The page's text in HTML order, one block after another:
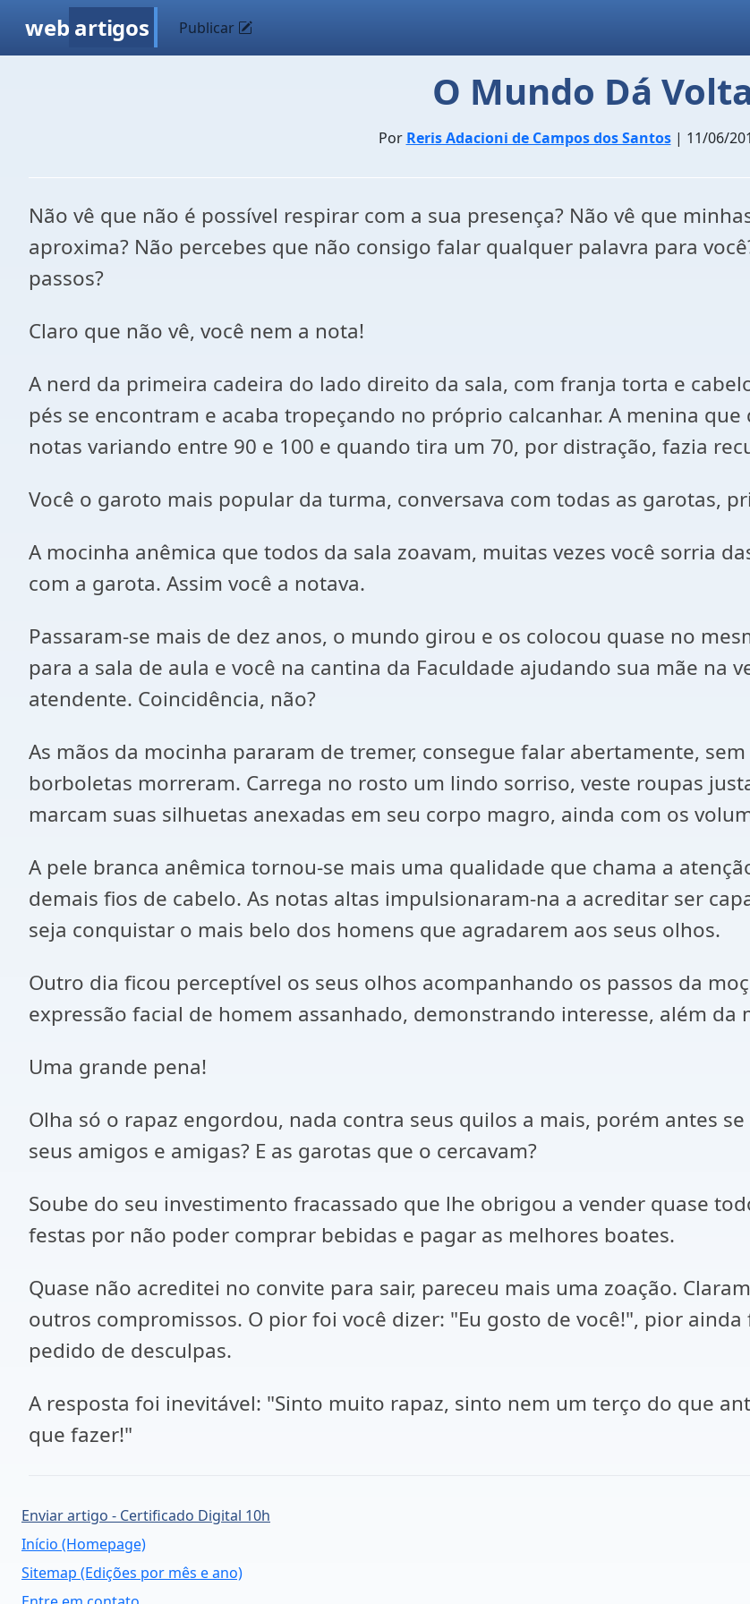
web artigos Publicar
O Mundo Dá
Por Reris Adacioni de Campos dos Santos| 11/06/
Não vê que não é possível respirar com a sua presença? Não vê que
aproxima? Não percebes que não consigo falar qualquer palavra para
passos?
Claro que não vê, você nem a nota!
A nerd da primeira cadeira do lado direito da sala, com franja torta e
pés se encontram e acaba tropeçando no próprio calcanhar. A menina
notas variando entre 90 e 100 e quando tira um 70, por distração, fazia
Você o garoto mais popular da turma, conversava com todas as garotas,
A mocinha anêmica que todos da sala zoavam, muitas vezes você sorria
com a garota. Assim você a notava.
Passaram-se mais de dez anos, o mundo girou e os colocou quase no
para a sala de aula e você na cantina da Faculdade ajudando sua mãe na
atendente. Coincidência, não?
As mãos da mocinha pararam de tremer, consegue falar abertamente,
borboletas morreram. Carrega no rosto um lindo sorriso, veste roupas
marcam suas silhuetas anexadas em seu corpo magro, ainda com os
A pele branca anêmica tornou-se mais uma qualidade que chama a
demais fios de cabelo. As notas altas impulsionaram-na a acreditar ser
seja conquistar o mais belo dos homens que agradarem aos seus olhos.
Outro dia ficou perceptível os seus olhos acompanhando os passos da
expressão facial de homem assanhado, demonstrando interesse, além
Uma grande pena!
Olha só o rapaz engordou, nada contra seus quilos a mais, porém antes
seus amigos e amigas? E as garotas que o cercavam?
Soube do seu investimento fracassado que lhe obrigou a vender quase
festas por não poder comprar bebidas e pagar as melhores boates.
Quase não acreditei no convite para sair, pareceu mais uma zoação.
outros compromissos. O pior foi você dizer: "Eu gosto de você!", pior
pedido de desculpas.
A resposta foi inevitável: "Sinto muito rapaz, sinto nem um terço do que
que fazer!"
Enviar artigo - Certificado Digital 10h
Início (Homepage)
Sitemap (Edições por mês e ano)